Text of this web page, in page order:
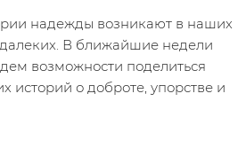
надежды возникают в наших
В ближайшие недели
возможности поделиться
историй о доброте, упорстве и